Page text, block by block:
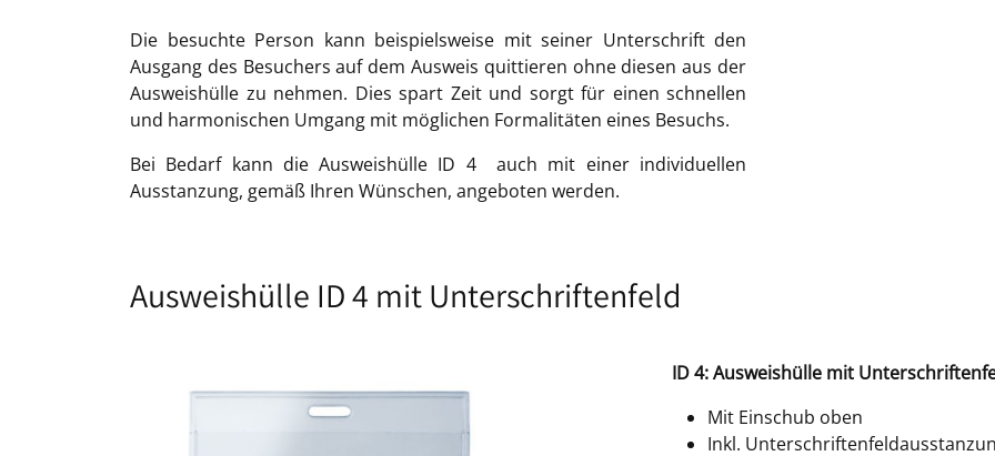
Die besuchte Person kann beispielsweise mit seiner Unterschrift den
Ausgang des Besuchers auf dem Ausweis quittieren ohne diesen aus der
Ausweishülle zu nehmen. Dies spart Zeit und sorgt für einen schnellen
und harmonischen Umgang mit möglichen Formalitäten eines Besuchs.
Bei Bedarf kann die Ausweishülle ID 4 auch mit einer individuellen
Ausstanzung, gemäß Ihren Wünschen, angeboten werden.
Ausweishülle ID 4 mit Unterschriftenfeld
ID 4: Ausweishülle mit
Mit Einschub oben
Inkl.